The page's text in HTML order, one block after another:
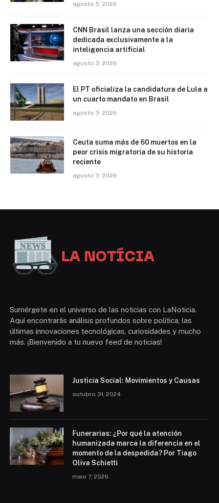
agosto 5, 2026
CNN Brasil lanza una sección diaria
dedicada exclusivamente a la
inteligencia artificial
agosto 3, 2026
El PT oficializa la candidatura de Lula a
un cuarto mandato en Brasil
agosto 3, 2026
Ceuta suma más de 60 muertos en la
peor crisis migratoria de su historia
reciente
agosto 3, 2026
Sumérgete en el universo de las noticias con LaNoticia.
Aquí encontrarás análisis profundos sobre política, las
últimas innovaciones tecnológicas, curiosidades y mucho
más. ¡Bienvenido a tu nuevo feed de noticias!
Justicia Social: Movimientos y Causas
outubro 31, 2024
Funerarias: ¿Por qué la atención
humanizada marca la diferencia en el
momento de la despedida? Por Tiago
Oliva Schietti
maio 7, 2026